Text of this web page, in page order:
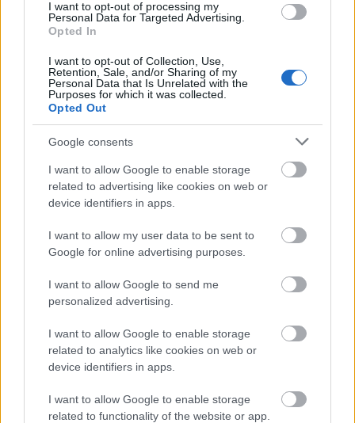
I want to opt-out of processing my
Personal Data for Targeted Advertising.
Opted In
I want to opt-out of Collection, Use,
Retention, Sale, and/or Sharing of my
Personal Data that Is Unrelated with the
Purposes for which it was collected.
Opted Out
Google consents
I want to allow Google to enable storage
related to advertising like cookies on web or
device identifiers in apps.
I want to allow my user data to be sent to
Google for online advertising purposes.
I want to allow Google to send me
personalized advertising.
I want to allow Google to enable storage
related to analytics like cookies on web or
device identifiers in apps.
I want to allow Google to enable storage
related to functionality of the website or app.
κοινού της χρήση, αποφασίζουν και ενημερώνουν
με υπεύθυνη δήλωσή τους για πόσο χρόνο ο
δεν μπορεί συνολικά να υπερβαίνει τις τέσσερις
ημέρες συνολικά και για τους δύο γονείς.
Σημειώνεται πωςστη στοιχειώδη εκπαίδευση ανήκει
τον νόμο, είναι πλέον διετής για τα νήπια, που
συμπληρώνουν την 31η Δεκεμβρίου του έτους